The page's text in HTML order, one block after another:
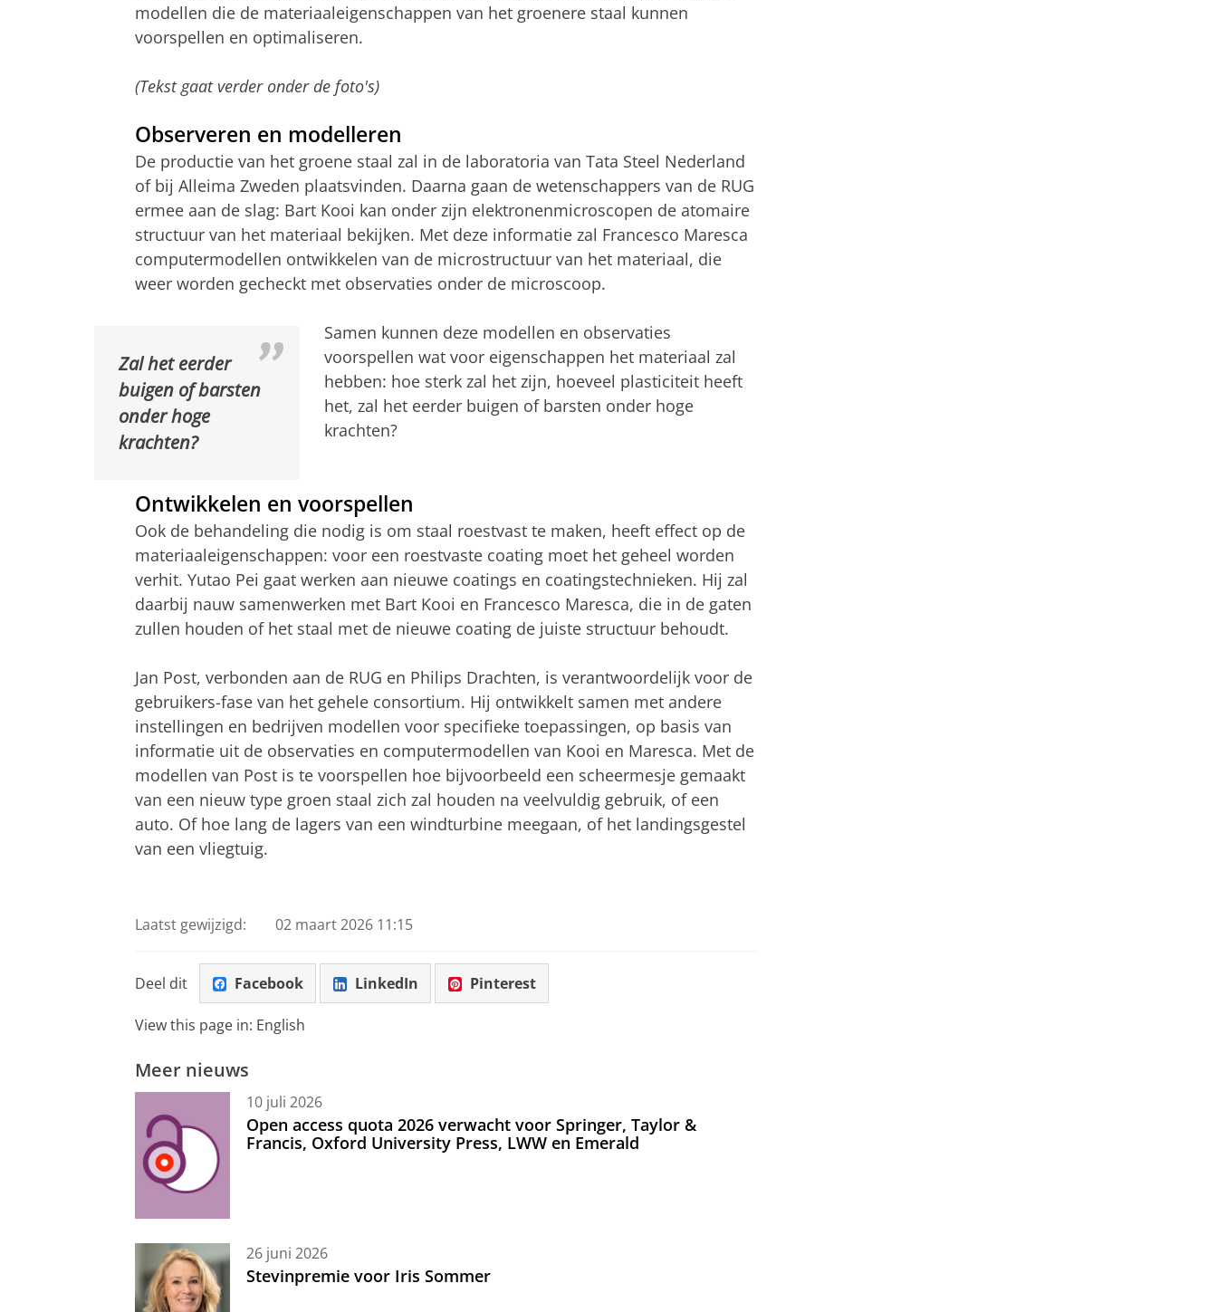
modellen die de materiaaleigenschappen van het groenere staal kunnen
voorspellen en optimaliseren.
(Tekst gaat verder onder de foto's)
Observeren en modelleren
De productie van het groene staal zal in de laboratoria van Tata Steel Nederland
of bij Alleima Zweden plaatsvinden. Daarna gaan de wetenschappers van de RUG
ermee aan de slag: Bart Kooi kan onder zijn elektronenmicroscopen de atomaire
structuur van het materiaal bekijken. Met deze informatie zal Francesco Maresca
computermodellen ontwikkelen van de microstructuur van het materiaal, die
weer worden gecheckt met observaties onder de microscoop.
Zal het eerder
buigen of barsten
onder hoge
krachten?
Samen kunnen deze modellen en observaties
voorspellen wat voor eigenschappen het materiaal zal
hebben: hoe sterk zal het zijn, hoeveel plasticiteit heeft
het, zal het eerder buigen of barsten onder hoge
krachten?
Ontwikkelen en voorspellen
Ook de behandeling die nodig is om staal roestvast te maken, heeft effect op de
materiaaleigenschappen: voor een roestvaste coating moet het geheel worden
verhit. Yutao Pei gaat werken aan nieuwe coatings en coatingstechnieken. Hij zal
daarbij nauw samenwerken met Bart Kooi en Francesco Maresca, die in de gaten
zullen houden of het staal met de nieuwe coating de juiste structuur behoudt.
Jan Post, verbonden aan de RUG en Philips Drachten, is verantwoordelijk voor de
gebruikers-fase van het gehele consortium. Hij ontwikkelt samen met andere
instellingen en bedrijven modellen voor specifieke toepassingen, op basis van
informatie uit de observaties en computermodellen van Kooi en Maresca. Met de
modellen van Post is te voorspellen hoe bijvoorbeeld een scheermesje gemaakt
van een nieuw type groen staal zich zal houden na veelvuldig gebruik, of een
auto. Of hoe lang de lagers van een windturbine meegaan, of het landingsgestel
van een vliegtuig.
Laatst gewijzigd: 02 maart 2026 11:15
Deel dit Facebook LinkedIn Pinterest
View this page in: English
Meer nieuws
10 juli 2026
Open access quota 2026 verwacht voor Springer, Taylor &
Francis, Oxford University Press, LWW en Emerald
26 juni 2026
Stevinpremie voor Iris Sommer